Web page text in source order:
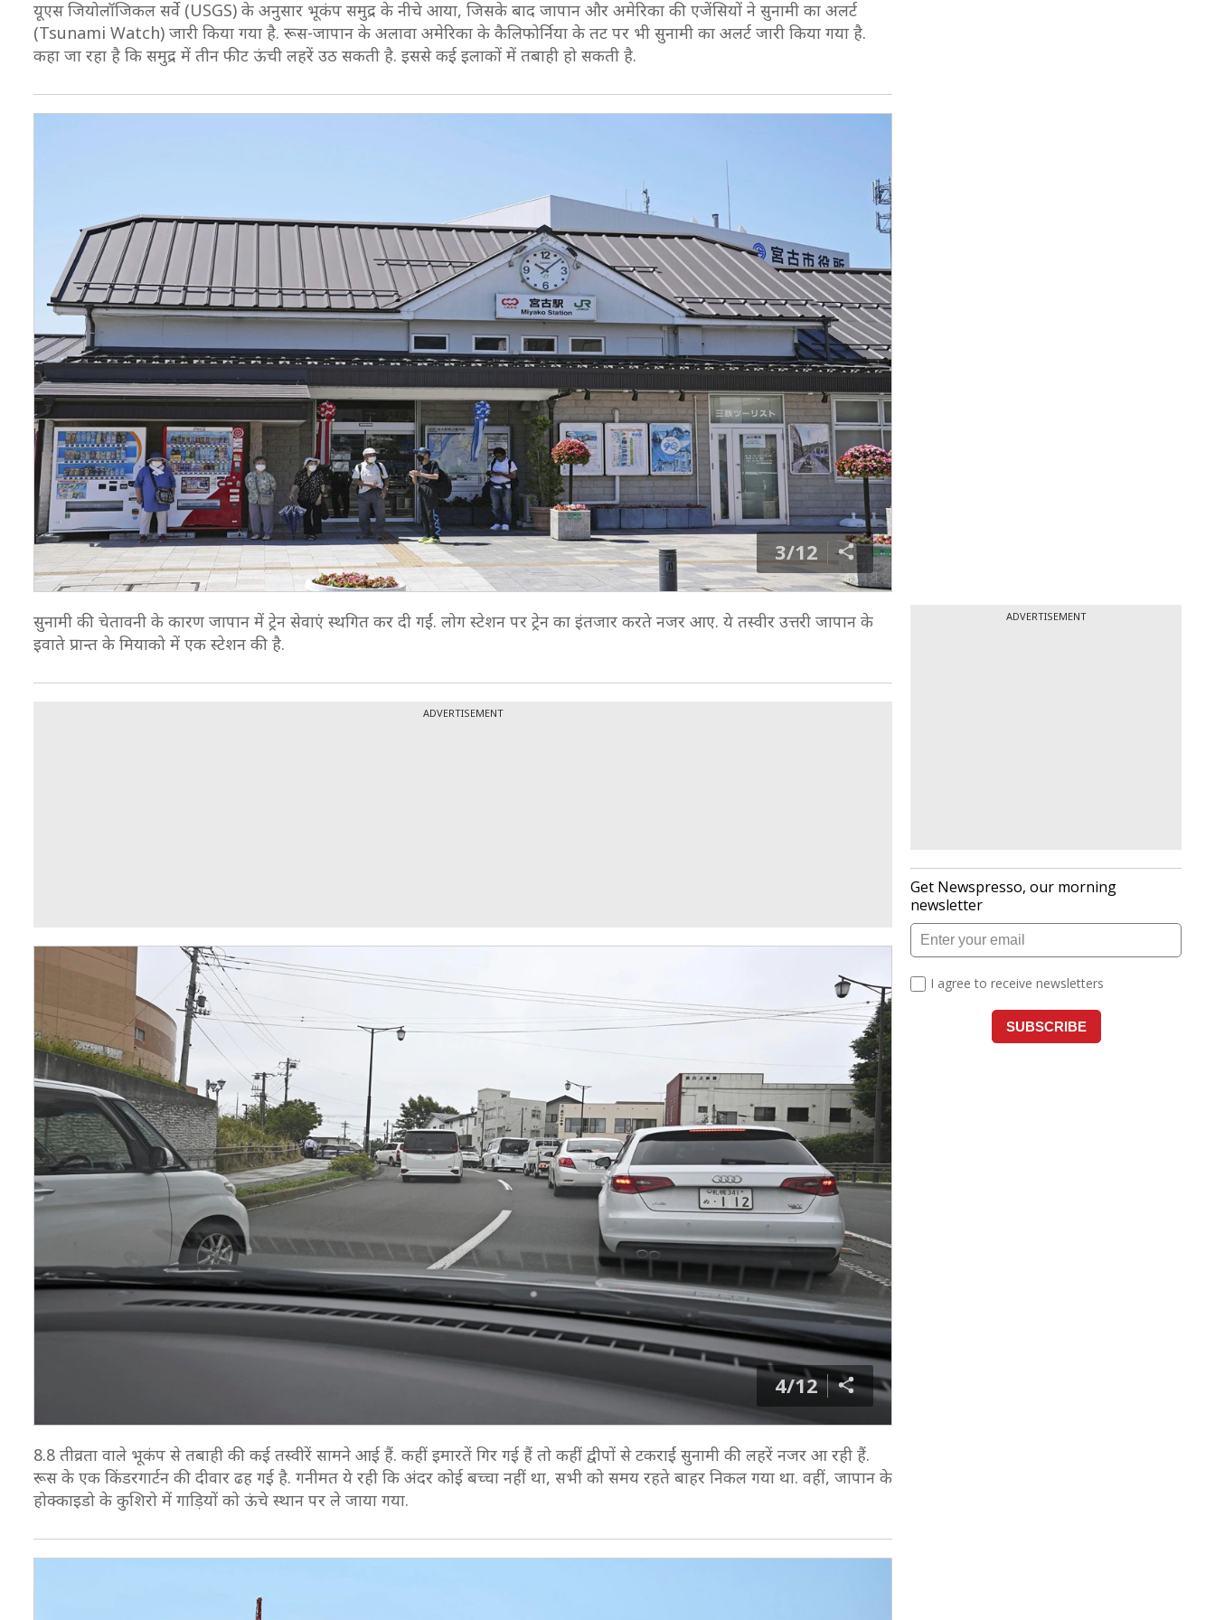
यूएस जियोलॉजिकल सर्वे (USGS) के अनुसार भूकंप समुद्र के नीचे आया, जिसके बाद जापान और अमेरिका की एजेंसियों ने सुनामी का अलर्ट
(Tsunami Watch) जारी किया गया है. रूस-जापान के अलावा अमेरिका के कैलिफोर्निया के तट पर भी सुनामी का अलर्ट जारी किया गया है.
कहा जा रहा है कि समुद्र में तीन फीट ऊंची लहरें उठ सकती है. इससे कई इलाकों में तबाही हो सकती है.
3/12
सुनामी की चेतावनी के कारण जापान में ट्रेन सेवाएं स्थगित कर दी गईं. लोग स्टेशन पर ट्रेन का इंतजार करते नजर आए. ये तस्वीर उत्तरी जापान के
इवाते प्रान्त के मियाको में एक स्टेशन की है.
ADVERTISEMENT
4/12
8.8 तीव्रता वाले भूकंप से तबाही की कई तस्वीरें सामने आई हैं. कहीं इमारतें गिर गई हैं तो कहीं द्वीपों से टकराईं सुनामी की लहरें नजर आ रही हैं.
रूस के एक किंडरगार्टन की दीवार ढह गई है. गनीमत ये रही कि अंदर कोई बच्चा नहीं था, सभी को समय रहते बाहर निकल गया था. वहीं, जापान के
होक्काइडो के कुशिरो में गाड़ियों को ऊंचे स्थान पर ले जाया गया.
ADVERTISEMENT